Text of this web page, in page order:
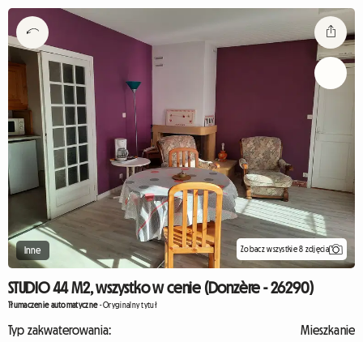
Inne Zobacz wszystkie 8 zdjęcia
STUDIO 44 M2, wszystko w cenie (Donzère - 26290)
Tłumaczenie automatyczne-Oryginalny tytuł
Typ zakwaterowania:
Mieszkanie